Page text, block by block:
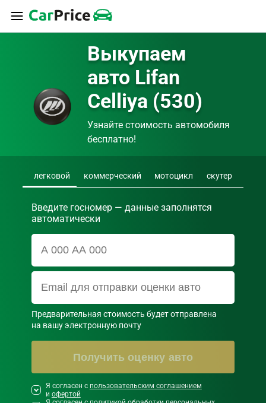
Выкупаем
авто Lifan
Celliya (530)
Узнайте стоимость автомобиля
бесплатно!
легковой коммерческий мотоцикл скутер
Введите госномер — данные заполнятся
автоматически
Предварительная стоимость будет отправлена
на вашу электронную почту
Получить оценку авто
Необходимо согласиться со всеми
правилами и условиями ниже
Я согласен с пользовательским соглашением
и офертой